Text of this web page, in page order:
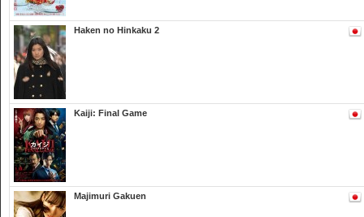
Haken no Hinkaku 2
Kaiji: Final Game
Majimuri Gakuen